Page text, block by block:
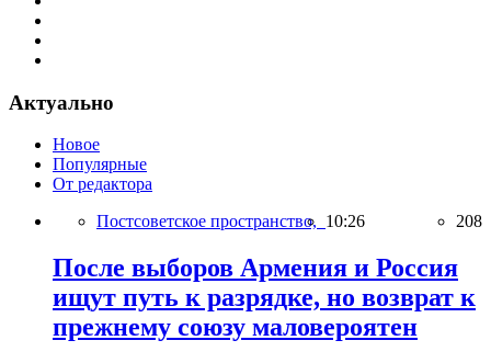
Актуально
Новое
Популярные
От редактора
Постсоветское пространство, 10:26 208
После выборов Армения и Россия
ищут путь к разрядке, но возврат к
прежнему союзу маловероятен